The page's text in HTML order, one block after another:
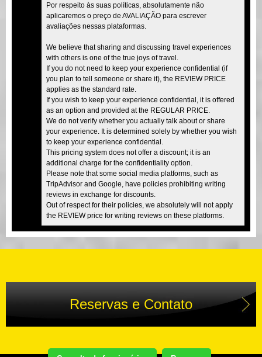
Por respeito às suas políticas, absolutamente não
aplicaremos o preço de AVALIAÇÃO para escrever
avaliações nessas plataformas.
We believe that sharing and discussing travel experiences
with others is one of the true joys of travel.
If you do not need to keep your experience confidential (if
you plan to tell someone or share it), the REVIEW PRICE
applies as the standard rate.
If you wish to keep your experience confidential, it is offered
as an option and provided at the REGULAR PRICE.
We do not verify whether you actually talk about or share
your experience. It is determined solely by whether you wish
to keep your experience confidential.
This pricing system does not offer a discount; it is an
additional charge for the confidentiality option.
Please note that some social media platforms, such as
TripAdvisor and Google, have policies prohibiting writing
reviews in exchange for discounts.
Out of respect for their policies, we absolutely will not apply
the REVIEW price for writing reviews on these platforms.
Reservas e Contato